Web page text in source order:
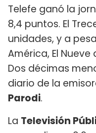
Telefe ganó la
8,4 puntos. El
unidades, y a
América, El
Dos décimas
diario de la
Parodi.
La Televisión